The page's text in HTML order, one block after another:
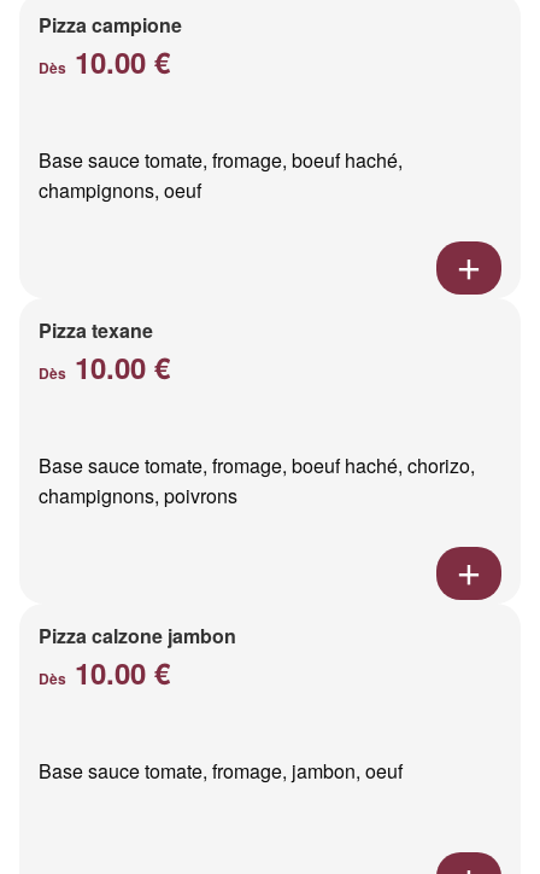
Pizza campione
Dès 10.00 €
Base sauce tomate, fromage, boeuf haché,
champignons, oeuf
Pizza texane
Dès 10.00 €
Base sauce tomate, fromage, boeuf haché, chorizo,
champignons, poivrons
Pizza calzone jambon
Dès 10.00 €
Base sauce tomate, fromage, jambon, oeuf